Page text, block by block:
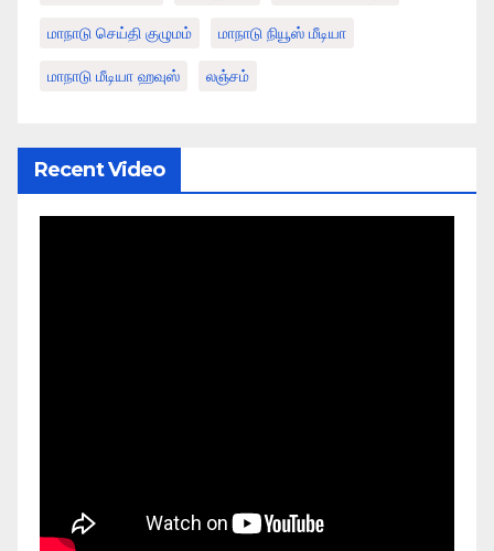
மாநாடு செய்தி குழுமம் மாநாடு நியூஸ் மீடியா
மாநாடு மீடியா ஹவுஸ் லஞ்சம்
Recent Video